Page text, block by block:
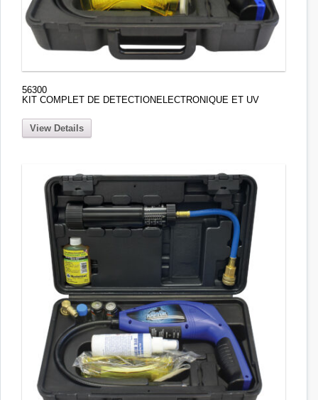
56300
KIT COMPLET DE DETECTIONELECTRONIQUE ET UV
View Details